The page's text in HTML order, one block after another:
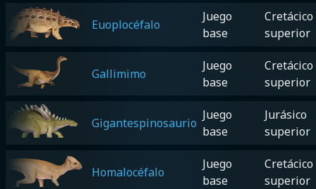
Euoplocéfalo
Juego
base
Cretácico
superior
Gallimimo
Juego
base
Cretácico
superior
Gigantespinosaurio
Juego
base
Jurásico
superior
Homalocéfalo
Juego
base
Cretácico
superior